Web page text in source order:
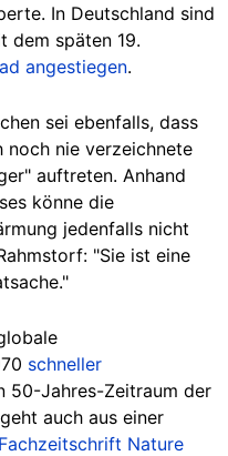
In Deutschland sind
dem späten 19.
angestiegen.
sei ebenfalls, dass
noch nie verzeichnete
auftreten. Anhand
könne die
jedenfalls nicht
"Sie ist eine
schneller
50-Jahres-Zeitraum der
auch aus einer
Fachzeitschrift Nature